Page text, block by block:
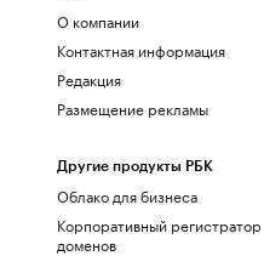
О компании
Контактная информация
Редакция
Размещение рекламы
Другие продукты РБК
Облако для бизнеса
Корпоративный регистратор
доменов